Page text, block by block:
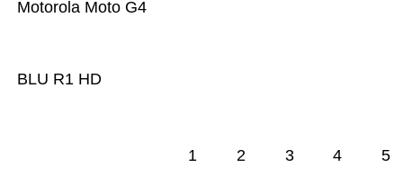
BLU R1 HD
Motorola Moto G4
1 2 3 4 5